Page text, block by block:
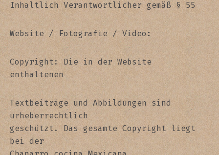
Inhaltlich Verantwortlicher gemäß § 55
Website / Fotografie / Video:
Copyright: Die in der Website
enthaltenen
Textbeiträge und Abbildungen sind
urheberrechtlich
geschützt. Das gesamte Copyright liegt
bei der